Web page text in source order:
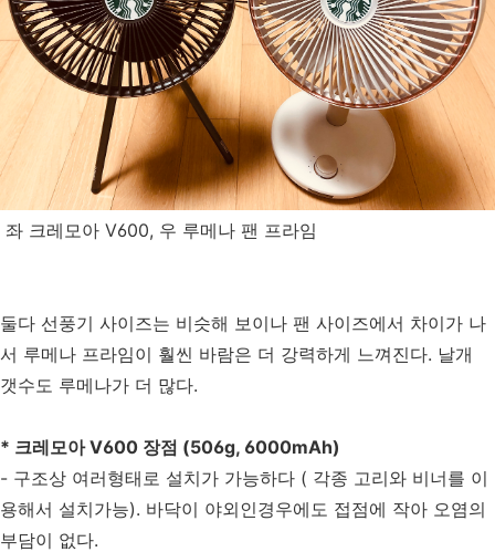
좌 크레모아 V600, 우 루메나 팬 프라임
둘다 선풍기 사이즈는 비슷해 보이나 팬 사이즈에서 차이가 나
서 루메나 프라임이 훨씬 바람은 더 강력하게 느껴진다. 날개
갯수도 루메나가 더 많다.
* 크레모아 V600 장점 (506g, 6000mAh)
- 구조상 여러형태로 설치가 가능하다 ( 각종 고리와 비너를 이
용해서 설치가능). 바닥이 야외인경우에도 접점에 작아 오염의
부담이 없다.